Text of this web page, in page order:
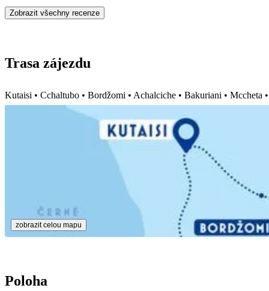
Zobrazit všechny recenze
Trasa zájezdu
Kutaisi • Cchaltubo • Bordžomi • Achalciche • Bakuriani • Mccheta
zobrazit celou mapu
Poloha